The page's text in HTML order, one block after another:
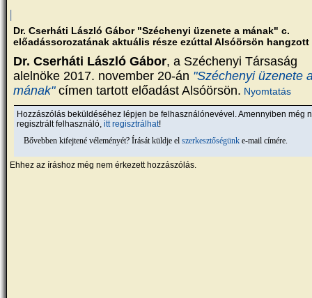
|
Dr. Cserháti László Gábor "Széchenyi üzenete a mának" c.
előadássorozatának aktuális része ezúttal Alsóörsön hangzott
Dr. Cserháti László Gábor, a Széchenyi Társaság
alelnöke 2017. november 20-án "Széchenyi üzenete
mának"címen tartott előadást Alsóörsön. Nyomtatás
Hozzászólás beküldéséhez lépjen be felhasználónevével. Amennyiben még
regisztrált felhasználó,itt regisztrálhat!
Bővebben kifejtené véleményét? Írását küldje elszerkesztőségünk e-mail címére.
Ehhez az íráshoz még nem érkezett hozzászólás.